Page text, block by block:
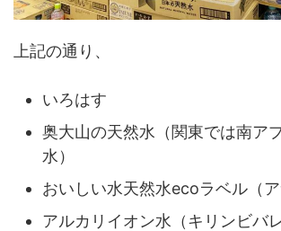
上記の通り、
いろはす
奥大山の天然水（関東では南ア
水）
おいしい水天然水ecoラベル（ア
アルカリイオン水（キリンビバレ